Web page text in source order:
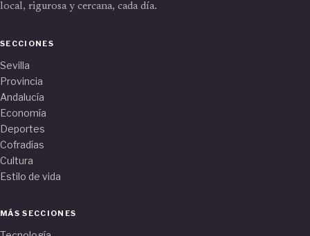
local, rigurosa y cercana, cada día.
SECCIONES
Sevilla
Provincia
Andalucía
Economía
Deportes
Cofradías
Cultura
Estilo de vida
MÁS SECCIONES